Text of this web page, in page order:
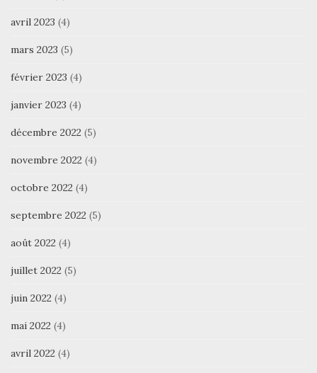
avril 2023 (4)
mars 2023 (5)
février 2023 (4)
janvier 2023 (4)
décembre 2022 (5)
novembre 2022 (4)
octobre 2022 (4)
septembre 2022 (5)
août 2022 (4)
juillet 2022 (5)
juin 2022 (4)
mai 2022 (4)
avril 2022 (4)